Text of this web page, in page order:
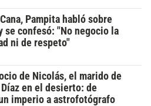
Pampita habló sobre
se confesó: "No negocio la
ni de respeto"
de Nicolás, el marido de
en el desierto: de
imperio a astrofotógrafo